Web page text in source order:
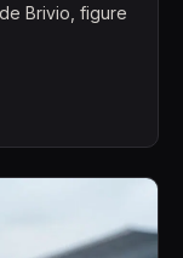
Brivio, figure